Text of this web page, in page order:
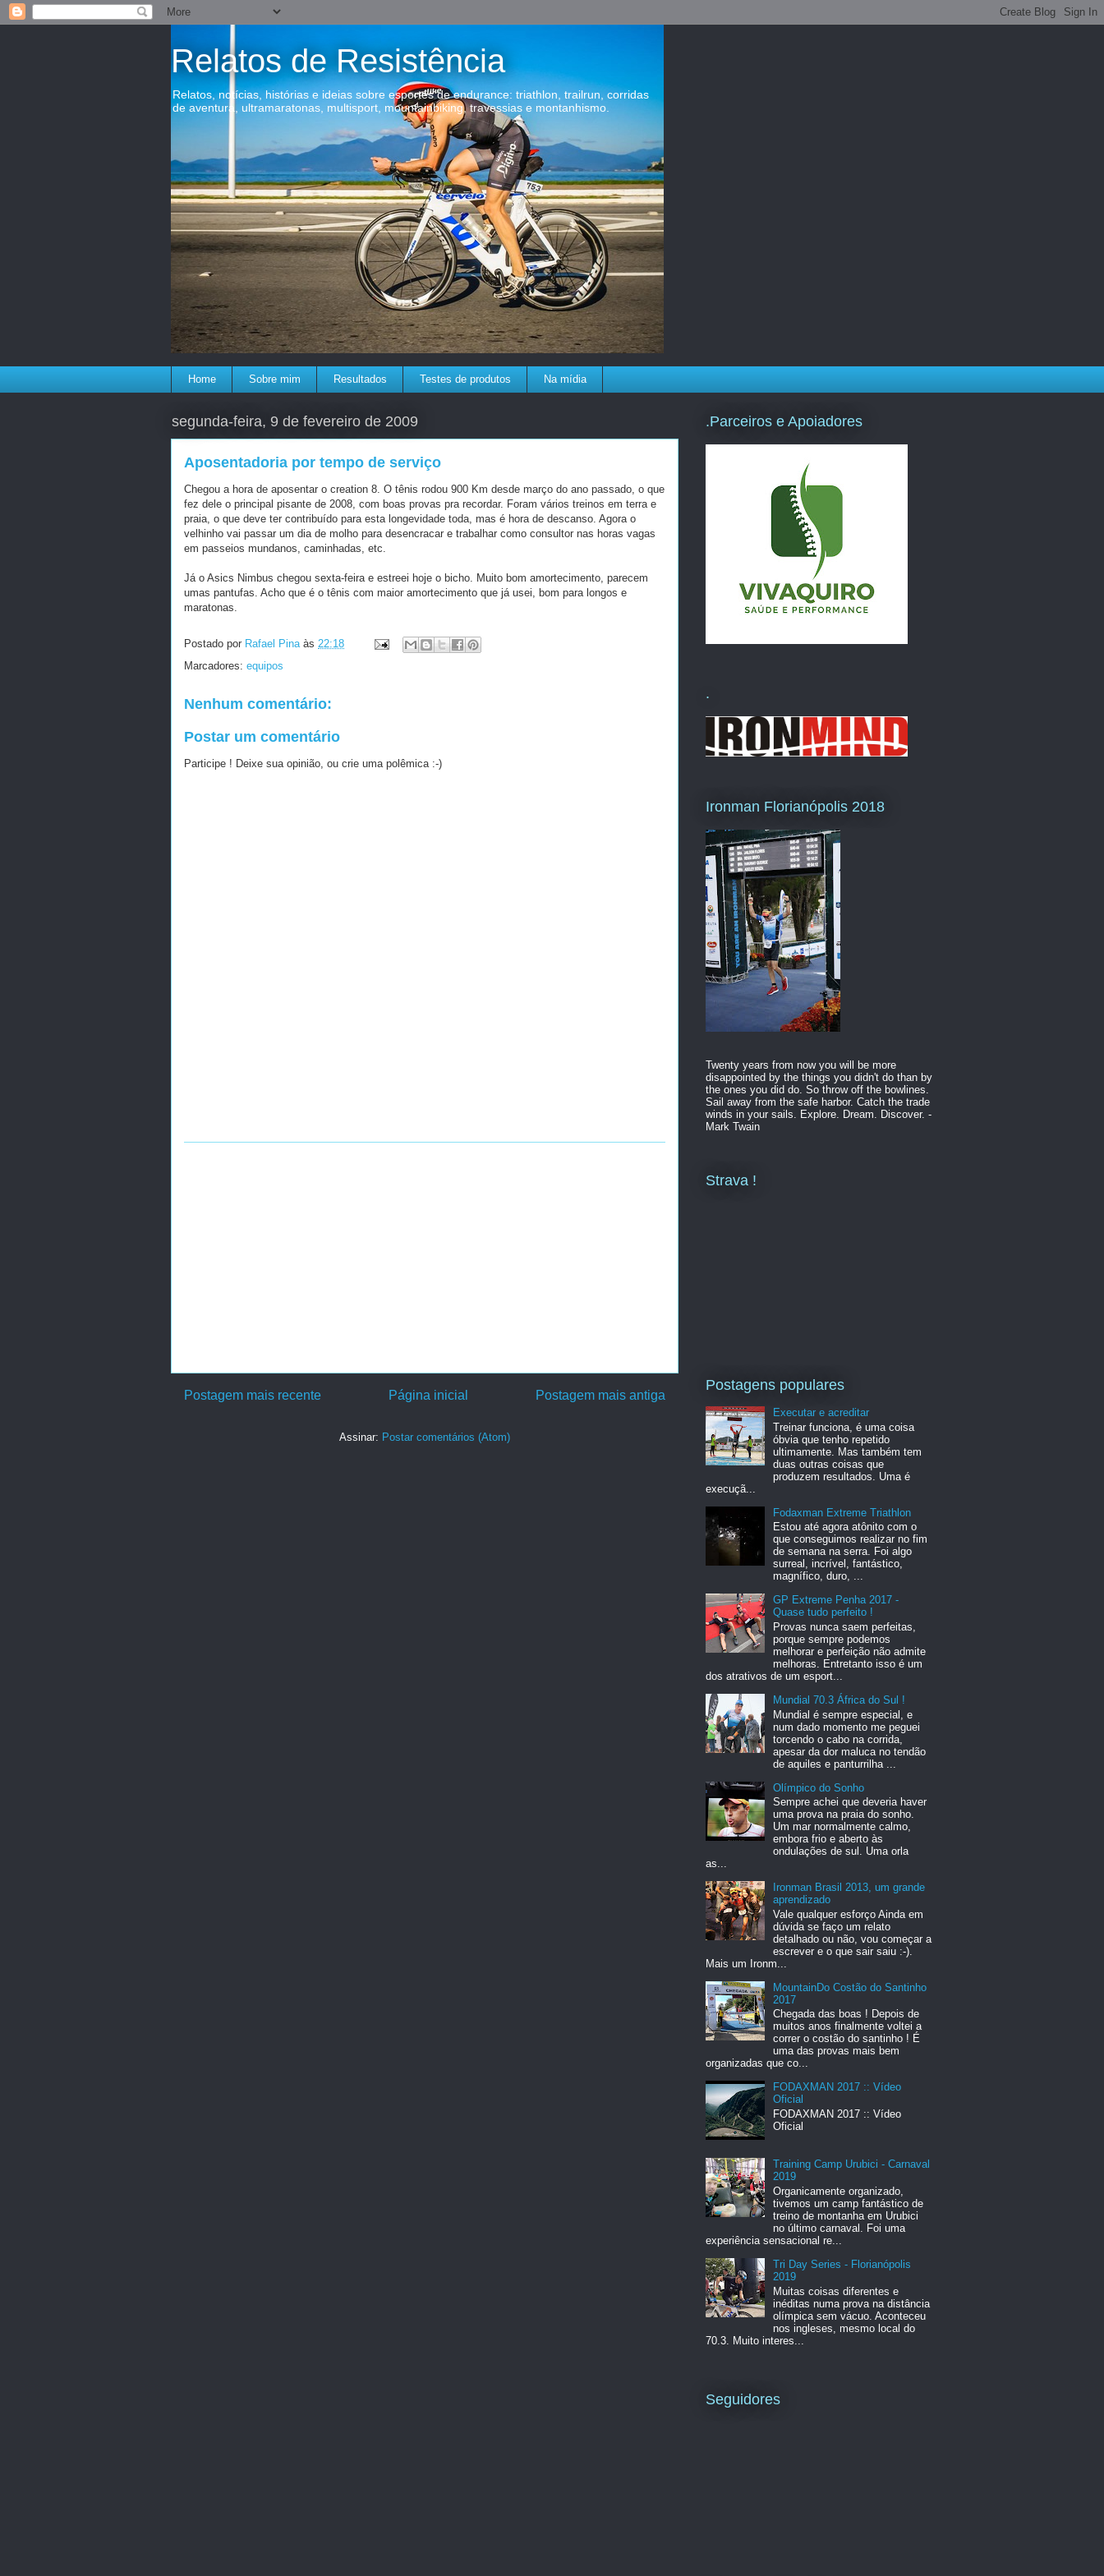
Relatos de Resistência
Relatos, notícias, histórias e ideias sobre esportes de endurance: triathlon, trailrun, corridas
de aventura, ultramaratonas, multisport, mountainbiking, travessias e montanhismo.
Home Sobre mim Resultados Testes de produtos Na mídia
segunda-feira, 9 de fevereiro de 2009
Aposentadoria por tempo de serviço
Chegou a hora de aposentar o creation 8. O tênis rodou 900 Km desde março do ano passado, o que
fez dele o principal pisante de 2008, com boas provas pra recordar. Foram vários treinos em terra e
praia, o que deve ter contribuído para esta longevidade toda, mas é hora de descanso. Agora o
velhinho vai passar um dia de molho para desencracar e trabalhar como consultor nas horas vagas
em passeios mundanos, caminhadas, etc.
Já o Asics Nimbus chegou sexta-feira e estreei hoje o bicho. Muito bom amortecimento, parecem
umas pantufas. Acho que é o tênis com maior amortecimento que já usei, bom para longos e
maratonas.
Postado por Rafael Pina às 22:18
Marcadores: equipos
Nenhum comentário:
Postar um comentário
Participe ! Deixe sua opinião, ou crie uma polêmica :-)
Postagem mais recente Postagem mais antiga
Página inicial
Assinar: Postar comentários (Atom)
.Parceiros e Apoiadores
.
Ironman Florianópolis 2018
Twenty years from now you will be more
disappointed by the things you didn't do than by
the ones you did do. So throw off the bowlines.
Sail away from the safe harbor. Catch the trade
winds in your sails. Explore. Dream. Discover. -
Mark Twain
Strava !
Postagens populares
Executar e acreditar
Treinar funciona, é uma coisa
óbvia que tenho repetido
ultimamente. Mas também tem
duas outras coisas que
produzem resultados. Uma é
execuçã...
Fodaxman Extreme Triathlon
Estou até agora atônito com o
que conseguimos realizar no fim
de semana na serra. Foi algo
surreal, incrível, fantástico,
magnífico, duro, ...
GP Extreme Penha 2017 -
Quase tudo perfeito !
Provas nunca saem perfeitas,
porque sempre podemos
melhorar e perfeição não admite
melhoras. Entretanto isso é um
dos atrativos de um esport...
Mundial 70.3 África do Sul !
Mundial é sempre especial, e
num dado momento me peguei
torcendo o cabo na corrida,
apesar da dor maluca no tendão
de aquiles e panturrilha ...
Olímpico do Sonho
Sempre achei que deveria haver
uma prova na praia do sonho.
Um mar normalmente calmo,
embora frio e aberto às
ondulações de sul. Uma orla
as...
Ironman Brasil 2013, um grande
aprendizado
Vale qualquer esforço Ainda em
dúvida se faço um relato
detalhado ou não, vou começar a
escrever e o que sair saiu :-).
Mais um Ironm...
MountainDo Costão do Santinho
2017
Chegada das boas ! Depois de
muitos anos finalmente voltei a
correr o costão do santinho ! É
uma das provas mais bem
organizadas que co...
FODAXMAN 2017 :: Vídeo
Oficial
FODAXMAN 2017 :: Vídeo
Oficial
Training Camp Urubici - Carnaval
2019
Organicamente organizado,
tivemos um camp fantástico de
treino de montanha em Urubici
no último carnaval. Foi uma
experiência sensacional re...
Tri Day Series - Florianópolis
2019
Muitas coisas diferentes e
inéditas numa prova na distância
olímpica sem vácuo. Aconteceu
nos ingleses, mesmo local do
70.3. Muito interes...
Seguidores